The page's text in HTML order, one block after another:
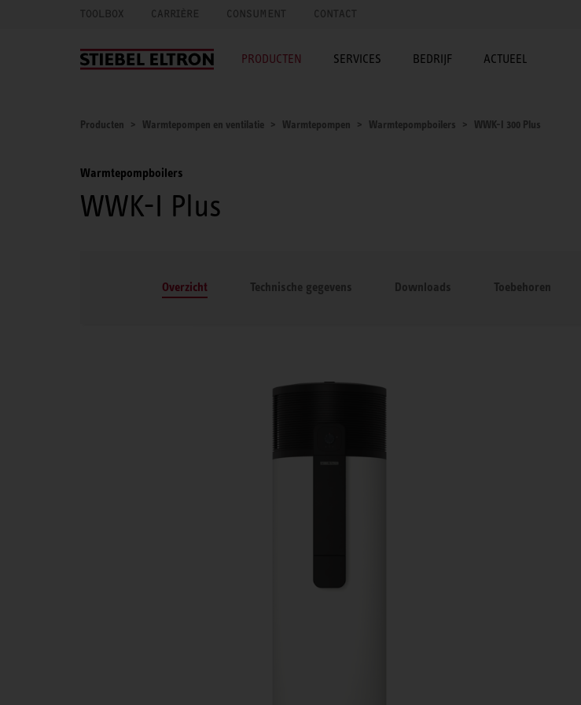
TOOLBOX CARRIÈRE CONSUMENT CONTACT
PRODUCTEN SERVICES BEDRIJF ACTUEEL
Producten Warmtepompen en ventilatie Warmtepompen Warmtepompboilers WWK-I 300 Plus
Warmtepompboilers
WWK-I Plus
Overzicht Technische gegevens Downloads Toebehoren